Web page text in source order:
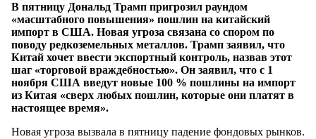
В пятницу Дональд Трамп пригрозил раундом
«масштабного повышения» пошлин на китайский
импорт в США. Новая угроза связана со спором по
поводу редкоземельных металлов. Трамп заявил, что
Китай хочет ввести экспортный контроль, назвав этот
шаг «торговой враждебностью». Он заявил, что с 1
ноября США введут новые 100 % пошлины на импорт
из Китая «сверх любых пошлин, которые они платят в
настоящее время».
Новая угроза вызвала в пятницу падение фондовых рынков.